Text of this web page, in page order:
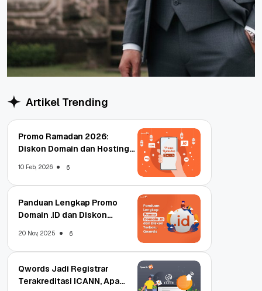
Artikel Trending
Promo Ramadan 2026:
Diskon Domain dan Hosting
10 Feb, 2026 6
Panduan Lengkap Promo
Domain .ID dan Diskon
20 Nov, 2025 6
Qwords Jadi Registrar
Terakreditasi ICANN, Apa